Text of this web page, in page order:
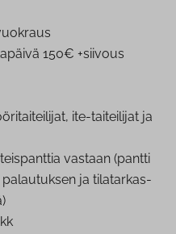
150€ +siivous
ite-taiteilijat ja
vastaan (pantti
ja ti­la­tar­kas­